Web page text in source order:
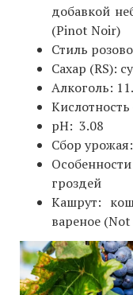
добавкой
(Pinot Noir)
Cтиль
Cахар (RS):
Алкоголь:
pH: 3.08
Сбор
гроздей
Кашрут:
вареное